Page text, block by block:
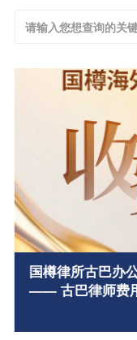
国樽律所古巴办
—— 古巴律师费